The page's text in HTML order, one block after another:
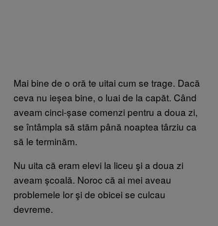
Mai bine de o oră te uitai cum se trage. Dacă
ceva nu ieșea bine, o luai de la capăt. Când
aveam cinci-șase comenzi pentru a doua zi,
se întâmpla să stăm până noaptea târziu ca
să le terminăm.
Nu uita că eram elevi la liceu şi a doua zi
aveam școală. Noroc că ai mei aveau
problemele lor şi de obicei se culcau
devreme.